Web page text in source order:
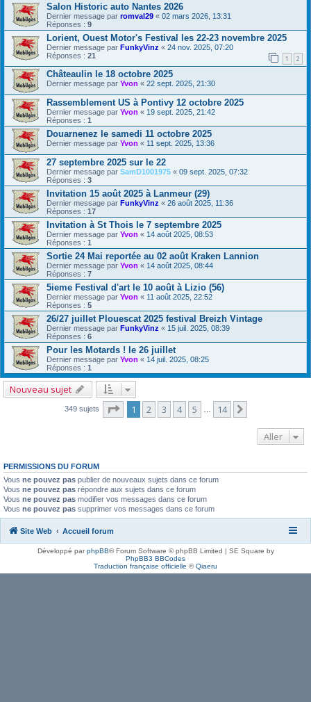
Salon Historic auto Nantes 2026
Dernier message par romval29 « 02 mars 2026, 13:31
Réponses : 9
Lorient, Ouest Motor's Festival les 22-23 novembre 2025
Dernier message par FunkyVinz « 24 nov. 2025, 07:20
Réponses : 21 1 2
Châteaulin le 18 octobre 2025
Dernier message par Yvon « 22 sept. 2025, 21:30
Rassemblement US à Pontivy 12 octobre 2025
Dernier message par Yvon « 19 sept. 2025, 21:42
Réponses : 1
Douarnenez le samedi 11 octobre 2025
Dernier message par Yvon « 11 sept. 2025, 13:36
27 septembre 2025 sur le 22
Dernier message par SamD1001975 « 09 sept. 2025, 07:32
Réponses : 3
Invitation 15 août 2025 à Lanmeur (29)
Dernier message par FunkyVinz « 26 août 2025, 11:36
Réponses : 17
Invitation à St Thois le 7 septembre 2025
Dernier message par Yvon « 14 août 2025, 08:53
Réponses : 1
Sortie 24 Mai reportée au 02 août Kraken Lannion
Dernier message par Yvon « 14 août 2025, 08:44
Réponses : 7
5ieme Festival d'art le 10 août à Lizio (56)
Dernier message par Yvon « 11 août 2025, 22:52
Réponses : 5
26/27 juillet Plouescat 2025 festival Breizh Vintage
Dernier message par FunkyVinz « 15 juil. 2025, 08:39
Réponses : 6
Pour les Motards ! le 26 juillet
Dernier message par Yvon « 14 juil. 2025, 08:25
Réponses : 1
Nouveau sujet
349 sujets Page 1sur
1 2 3 4 5 14
Aller
PERMISSIONS DU FORUM
Vous ne pouvez pas publier de nouveaux sujets dans ce forum
Vous ne pouvez pas répondre aux sujets dans ce forum
Vous ne pouvez pas modifier vos messages dans ce forum
Vous ne pouvez pas supprimer vos messages dans ce forum
Site Web Accueil forum
Développé parphpBB® Forum Software © phpBB Limited | SE Square by
PhpBB3 BBCodes
Traduction française officielle ©Qiaeru